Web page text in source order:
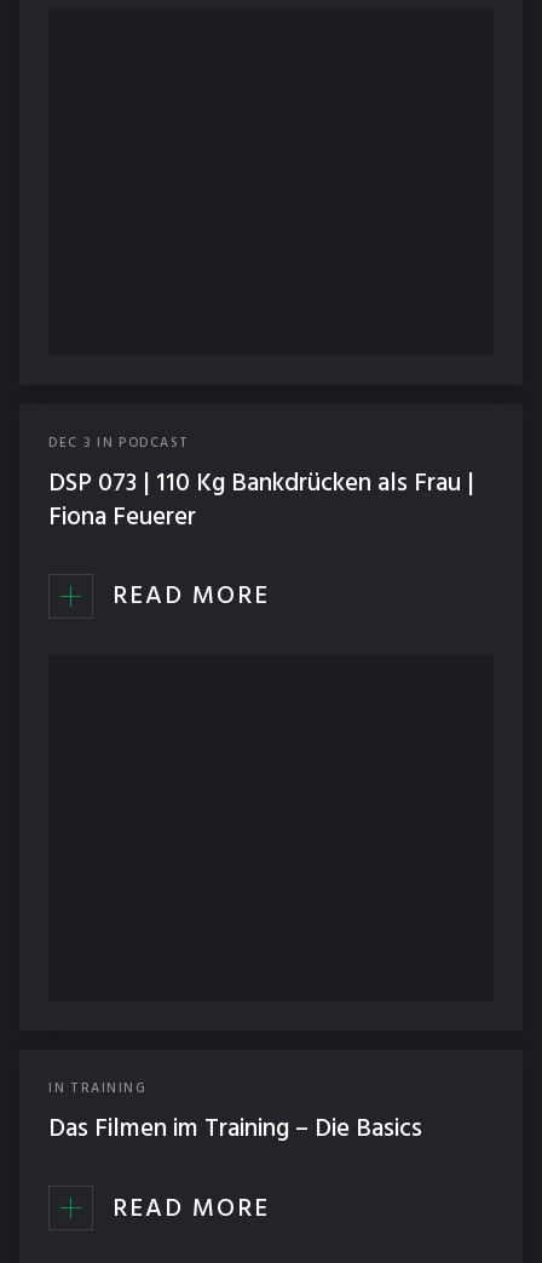
DEC 3 IN PODCAST
DSP 073 | 110 Kg Bankdrücken als Frau |
Fiona Feuerer
READ MORE
IN TRAINING
Das Filmen im Training – Die Basics
READ MORE